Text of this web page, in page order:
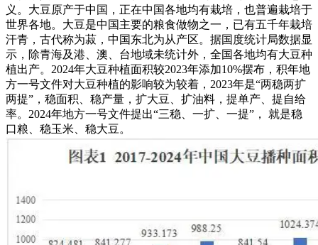
义。大豆原产于中国，正在中国各地均有栽培，也普遍栽培于
世界各地。大豆是中国主要的粮食做物之一，已有五千年栽培
汗青，古代称为菽，中国东北为从产区。据国度统计局数据显
示，除青海及港、澳、台地域未统计外，全国各地均有大豆种
植出产。2024年大豆种植面积较2023年添加10%摆布，积年地
方一号文件对大豆种植的影响较为较着，2023年是“两稳两扩
两提”，稳面积、稳产量，扩大豆、扩油料，提单产、提自给
率。2024年地方一号文件提出“三稳、一扩、一提”， 就是稳
口粮、稳玉米、稳大豆。